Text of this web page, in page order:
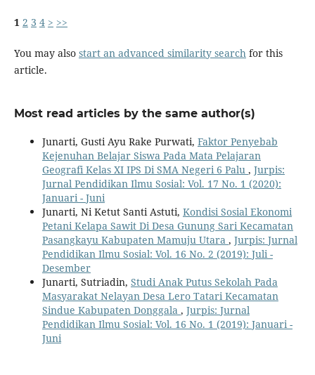
1 2 3 4 > >>
You may also start an advanced similarity search for this
article.
Most read articles by the same author(s)
Junarti, Gusti Ayu Rake Purwati, Faktor Penyebab
Kejenuhan Belajar Siswa Pada Mata Pelajaran
Geografi Kelas XI IPS Di SMA Negeri 6 Palu , Jurpis:
Jurnal Pendidikan Ilmu Sosial: Vol. 17 No. 1 (2020):
Januari - Juni
Junarti, Ni Ketut Santi Astuti, Kondisi Sosial Ekonomi
Petani Kelapa Sawit Di Desa Gunung Sari Kecamatan
Pasangkayu Kabupaten Mamuju Utara , Jurpis: Jurnal
Pendidikan Ilmu Sosial: Vol. 16 No. 2 (2019): Juli -
Desember
Junarti, Sutriadin, Studi Anak Putus Sekolah Pada
Masyarakat Nelayan Desa Lero Tatari Kecamatan
Sindue Kabupaten Donggala , Jurpis: Jurnal
Pendidikan Ilmu Sosial: Vol. 16 No. 1 (2019): Januari -
Juni